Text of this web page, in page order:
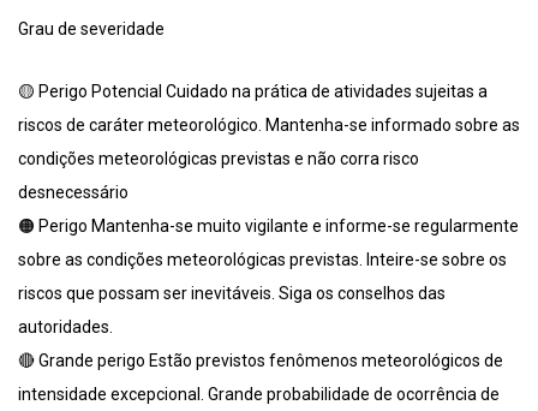
Grau de severidade
🟡 Perigo Potencial Cuidado na prática de atividades sujeitas a
riscos de caráter meteorológico. Mantenha-se informado sobre as
condições meteorológicas previstas e não corra risco
desnecessário
🟠 Perigo Mantenha-se muito vigilante e informe-se regularmente
sobre as condições meteorológicas previstas. Inteire-se sobre os
riscos que possam ser inevitáveis. Siga os conselhos das
autoridades.
🔴 Grande perigo Estão previstos fenômenos meteorológicos de
intensidade excepcional. Grande probabilidade de ocorrência de